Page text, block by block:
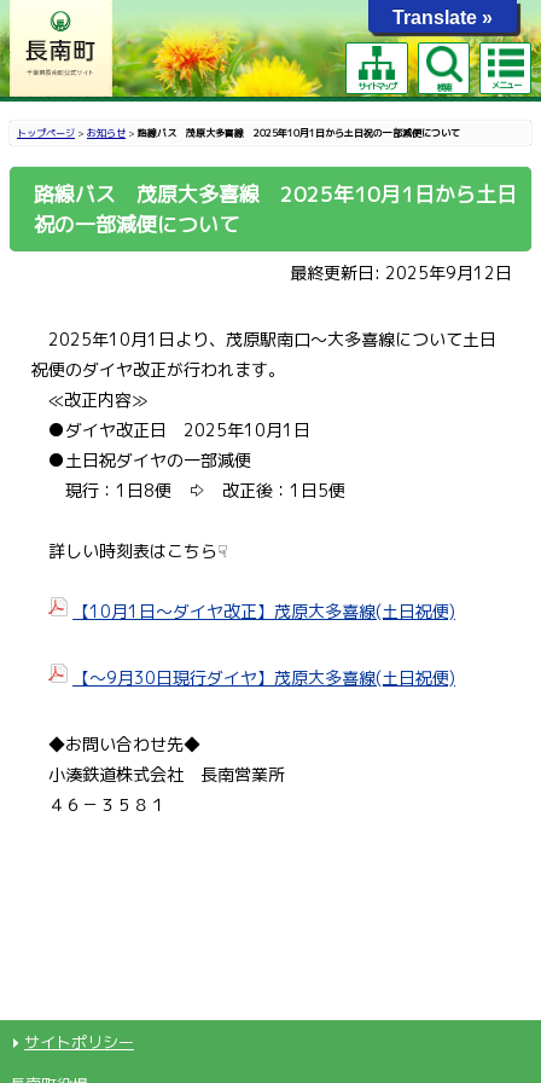
サイトマップ 検索 メニュー
トップページ > お知らせ > 路線バス 茂原大多喜線 2025年10月1日から土日祝の一部減便について
路線バス 茂原大多喜線 2025年10月1日から土日
祝の一部減便について
最終更新日: 2025年9月12日
2025年10月1日より、茂原駅南口～大多喜線について土日
祝便のダイヤ改正が行われます。
≪改正内容≫
●ダイヤ改正日 2025年10月1日
●土日祝ダイヤの一部減便
現行：1日8便 ⇨ 改正後：1日5便
詳しい時刻表はこちら☟
【10月1日～ダイヤ改正】茂原大多喜線(土日祝便)
【～9月30日現行ダイヤ】茂原大多喜線(土日祝便)
◆お問い合わせ先◆
小湊鉄道株式会社 長南営業所
４６－３５８１
サイトポリシー
Translate »